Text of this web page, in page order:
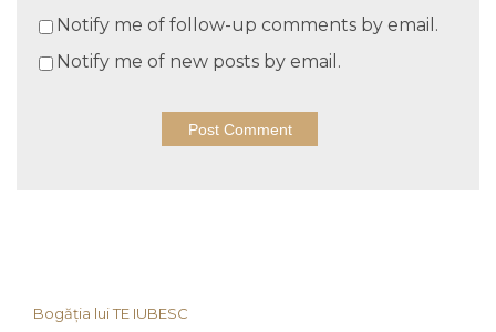
Notify me of follow-up comments by email.
Notify me of new posts by email.
Bogăția lui TE IUBESC